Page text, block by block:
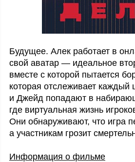
Будущее. Алек работает в
свой аватар — идеальное
вместе с которой пытается
которая отслеживает
и Джейд попадают в
где виртуальная жизнь
Они обнаруживают, что игра
а участникам грозит
Информация о фильме